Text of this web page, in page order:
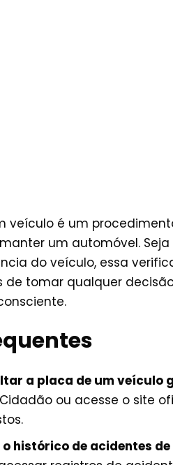
veículo é um
um automóvel.
do veículo, essa
de tomar qualquer
a placa de um veículo
ou acesse o site
histórico de acidentes